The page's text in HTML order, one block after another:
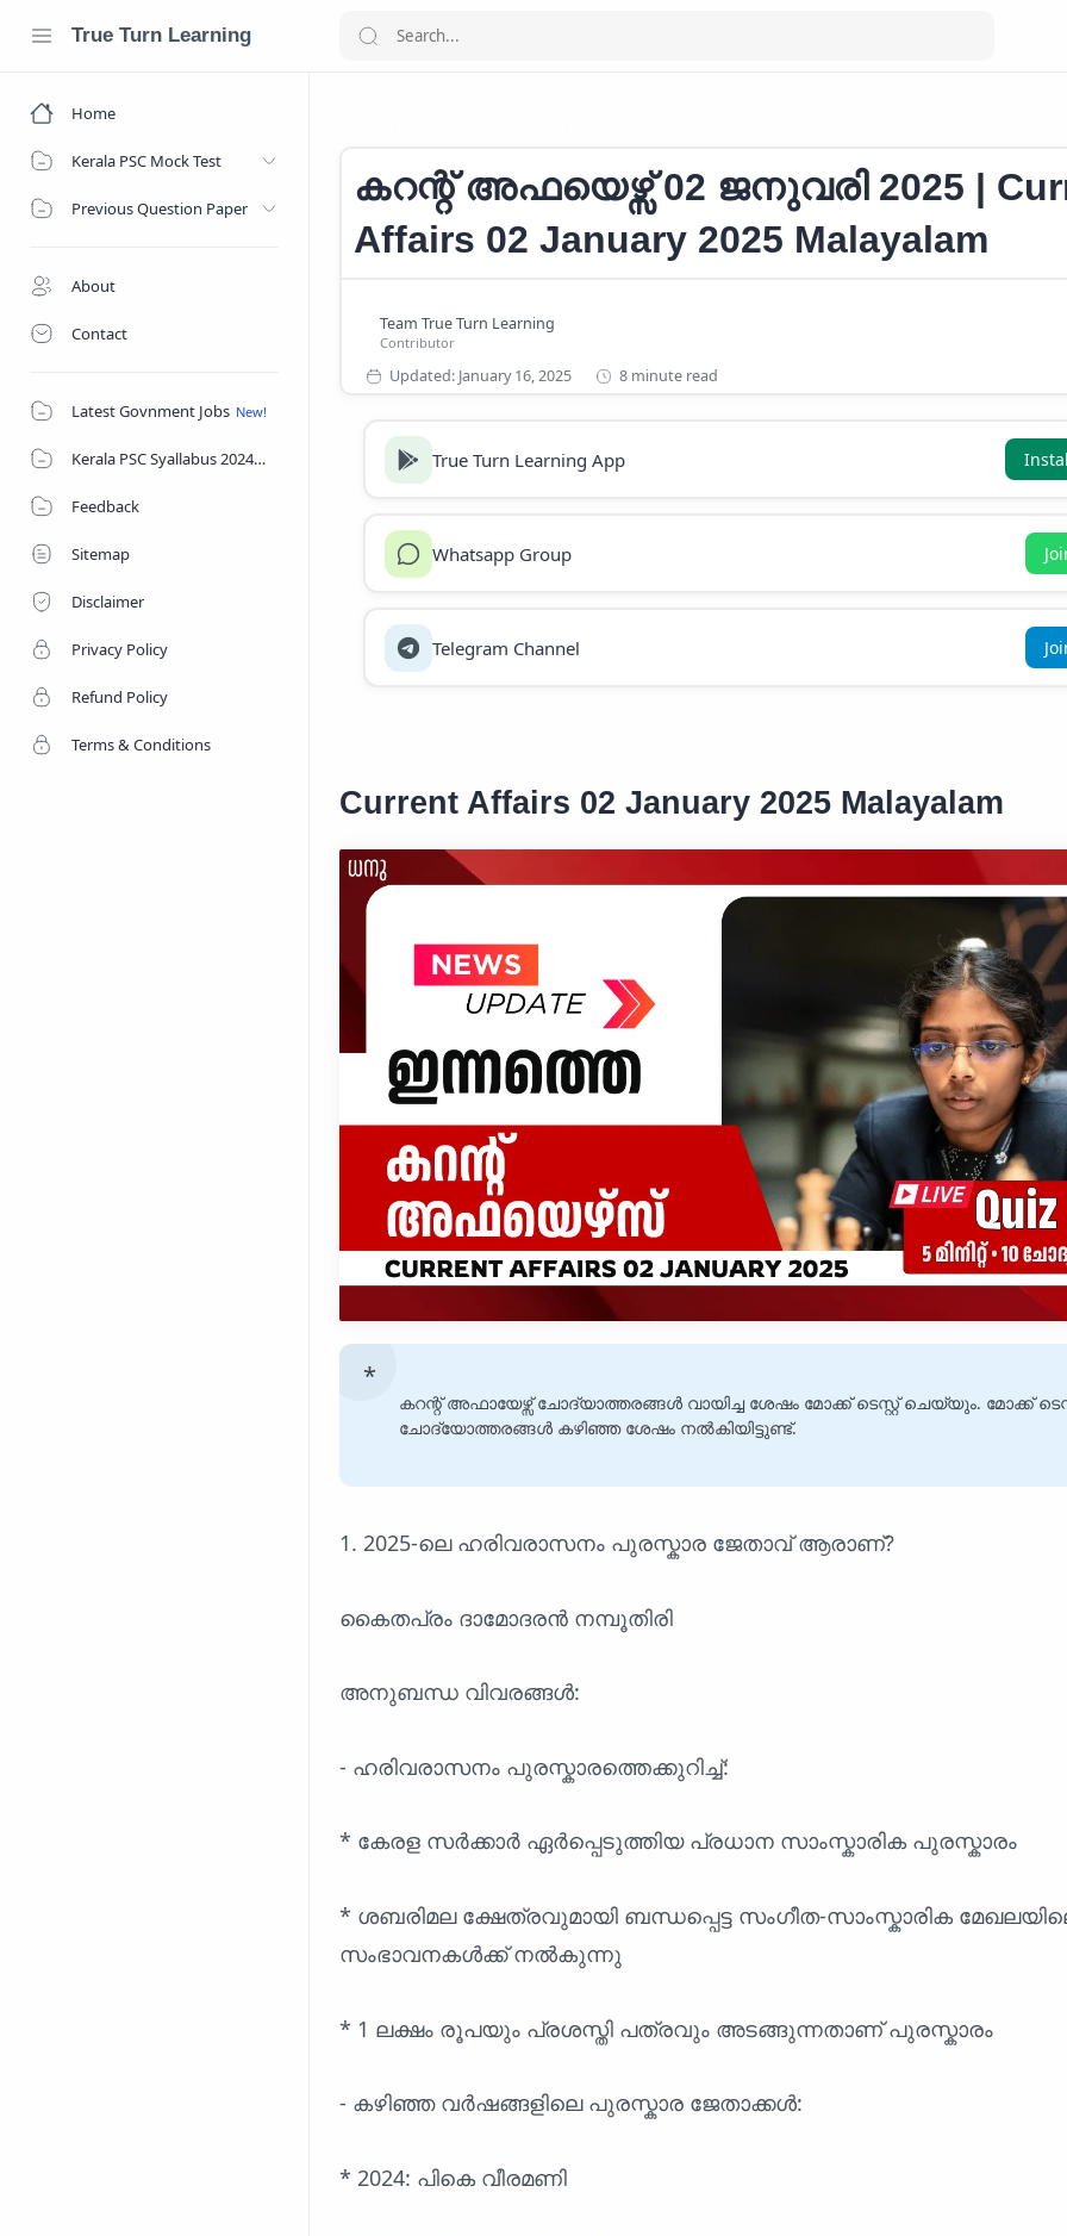
True Turn Learning
Home
Kerala PSC Mock Test
Previous Question Paper
About
Contact
Latest Govnment Jobs
Kerala PSC Syallabus 2024
Feedback
Sitemap
Disclaimer
Privacy Policy
Refund Policy
Terms & Conditions
കറന്റ് അഫയെഴ്സ് 02 ജനുവരി 2025 |
Affairs 02 January 2025 Malayalam
8 minute read
True Turn Learning App
Whatsapp Group
Telegram Channel
Current Affairs 02 January 2025 Malayalam
കറന്റ് അഫായേഴ്സ് ചോദ്യാത്തരങ്ങൾ വായിച്ച ശേഷം മോക്ക് ടെസ്റ്റ് ചെയ്യും. മോക്ക്
ചോദ്യോത്തരങ്ങൾ കഴിഞ്ഞ ശേഷം നൽകിയിട്ടുണ്ട്.
1. 2025-ലെ ഹരിവരാസനം പുരസ്കാര ജേതാവ് ആരാണ്?
കൈതപ്രം ദാമോദരൻ നമ്പൂതിരി
അനുബന്ധ വിവരങ്ങൾ:
- ഹരിവരാസനം പുരസ്കാരത്തെക്കുറിച്ച്:
* കേരള സർക്കാർ ഏർപ്പെടുത്തിയ പ്രധാന സാംസ്കാരിക പുരസ്കാരം
* ശബരിമല ക്ഷേത്രവുമായി ബന്ധപ്പെട്ട സംഗീത-സാംസ്കാരിക
സംഭാവനകൾക്ക് നൽകുന്നു
* 1 ലക്ഷം രൂപയും പ്രശസ്തി പത്രവും അടങ്ങുന്നതാണ് പുരസ്കാരം
- കഴിഞ്ഞ വർഷങ്ങളിലെ പുരസ്കാര ജേതാക്കൾ:
* 2024: പികെ വീരമണി